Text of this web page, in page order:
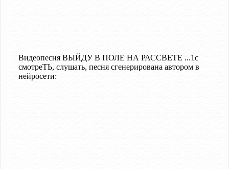
Видеопесня ВЫЙДУ В ПОЛЕ НА РАССВЕТЕ ...1с
смотреТЬ, слушать, песня сгенерирована автором в
нейросети: